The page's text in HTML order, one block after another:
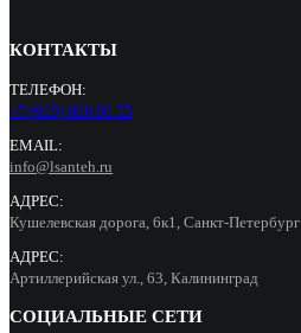
КОНТАКТЫ
ТЕЛЕФОН:
+7 (965) 000 90 55
EMAIL:
info@lsanteh.ru
АДРЕС:
Кушелевская дорога, 6к1, Санкт-Петербург
АДРЕС:
Артиллерийская ул., 63, Калининград
СОЦИАЛЬНЫЕ СЕТИ